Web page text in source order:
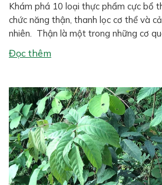
Khám phá 10 loại thực phẩm cực bổ
chức năng thận, thanh lọc cơ thể và
nhiên. Thận là một trong những cơ
trong cơ thể con người. Hai quả thận
đào thải độc tố, cân bằng […]
Đọc thêm